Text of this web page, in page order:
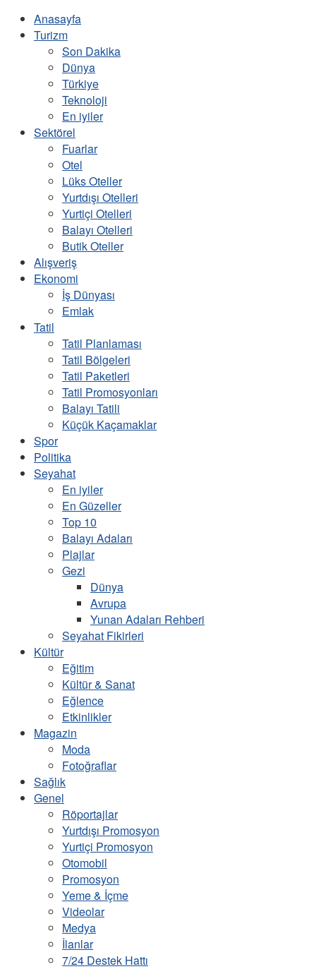
Anasayfa
Turizm
Son Dakika
Dünya
Türkiye
Teknoloji
En iyiler
Sektörel
Fuarlar
Otel
Lüks Oteller
Yurtdışı Otelleri
Yurtiçi Otelleri
Balayı Otelleri
Butik Oteller
Alışveriş
Ekonomi
İş Dünyası
Emlak
Tatil
Tatil Planlaması
Tatil Bölgeleri
Tatil Paketleri
Tatil Promosyonları
Balayı Tatili
Küçük Kaçamaklar
Spor
Politika
Seyahat
En iyiler
En Güzeller
Top 10
Balayı Adaları
Plajlar
Gezi
Dünya
Avrupa
Yunan Adaları Rehberi
Seyahat Fikirleri
Kültür
Eğitim
Kültür & Sanat
Eğlence
Etkinlikler
Magazin
Moda
Fotoğraflar
Sağlık
Genel
Röportajlar
Yurtdışı Promosyon
Yurtiçi Promosyon
Otomobil
Promosyon
Yeme & İçme
Videolar
Medya
İlanlar
7/24 Destek Hattı